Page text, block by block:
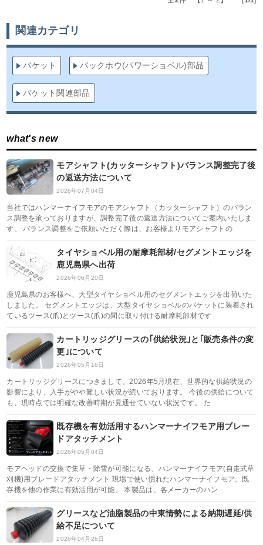
関連カテゴリ
バケット バックホウ(パワーショベル)部品
バケット関連部品
what's new
モアシャフト(カッターシャフト)バランス調整完了後
の返送方法について
2026年07月04日
当社ではハンマーナイフモアのモアシャフト（カッターシャフト）のバラン
ス調整を承っておりますが、調整完了後の返送方法についてご案内いたしま
す。 バランス調整をご依頼いただく際は、お客様よりモアシャフトの
タイヤショベル用の耐摩耗部材/セグメントエッジを
鹿児島県へ出荷
2026年06月20日
鹿児島県のお客様へ、大型タイヤショベル用のセグメントエッジを出荷いた
しました。 セグメントエッジは、大型タイヤショベルのバケットに装着され
ているツース(爪)とツース(爪)の間に取り付ける耐摩耗部材です
カートリッジグリースの｢供給状況｣と｢販売条件の変
更｣について
2026年05月16日
カートリッジグリースにつきまして、2026年5月現在、世界的な供給状況の
影響により、入手がやや難しい状況が続いております。 今後の供給について
も、現時点では明確な改善時期が見通せていない状況です。 た
既存機を有効活用するハンマーナイフモア用ブレー
ドアタッチメント
2026年05月04日
モアヘッドの交換で集草・除雪が可能になる、ハンマーナイフモア(自走式草
刈機)用ブレードアタッチメント 現場で使い慣れたハンマーナイフモア。既
存機を他の作業に有効活用が可能。 本製品は、各メーカーのハン
グリースなど油脂製品の中東情勢による納期遅延/供
給不足について
2026年04月26日